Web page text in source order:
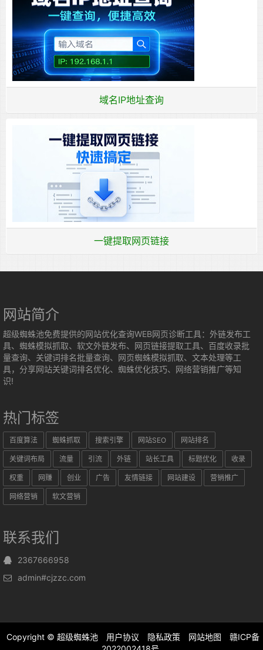
域名IP地址查询
一键提取网页链接
网站简介
超级蜘蛛池免费提供的网站优化查询WEB网页诊断工具：外链发布工
具、蜘蛛模拟抓取、软文外链发布、网页链接提取工具、百度收录批
量查询、关键词排名批量查询、网页蜘蛛模拟抓取、文本处理等工
具，分享网站关键词排名优化、蜘蛛优化技巧、网络营销推广等知
识!
热门标签
百度算法 蜘蛛抓取 搜索引擎 网站SEO 网站排名
关键词布局 流量 引流 外链 站长工具 标题优化 收录
权重 网赚 创业 广告 友情链接 网站建设 营销推广
网络营销 软文营销
联系我们
2367666958
admin#cjzzc.com
Copyright © 超级蜘蛛池 用户协议 隐私政策 网站地图
赣ICP备